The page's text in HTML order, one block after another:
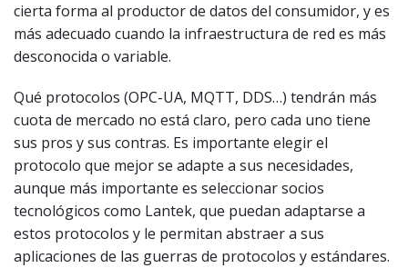
cierta forma al productor de datos del consumidor, y es
más adecuado cuando la infraestructura de red es más
desconocida o variable.
Qué protocolos (OPC-UA, MQTT, DDS…) tendrán más
cuota de mercado no está claro, pero cada uno tiene
sus pros y sus contras. Es importante elegir el
protocolo que mejor se adapte a sus necesidades,
aunque más importante es seleccionar socios
tecnológicos como Lantek, que puedan adaptarse a
estos protocolos y le permitan abstraer a sus
aplicaciones de las guerras de protocolos y estándares.